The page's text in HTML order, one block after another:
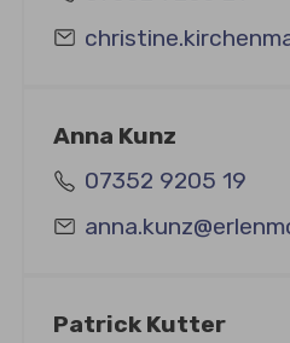
Anna Kunz
07352 9205 19
Patrick Kutter